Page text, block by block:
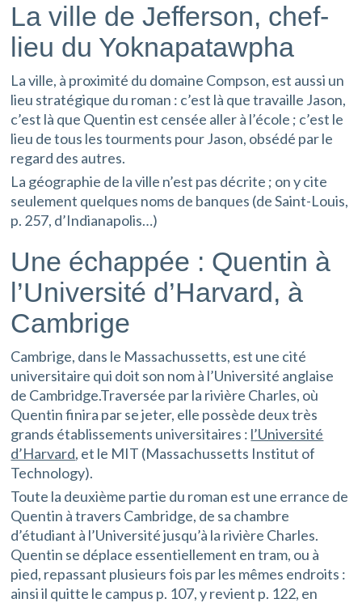
La ville de Jefferson, chef-
lieu du Yoknapatawpha
La ville, à proximité du domaine Compson, est aussi un
lieu stratégique du roman : c’est là que travaille Jason,
c’est là que Quentin est censée aller à l’école ; c’est le
lieu de tous les tourments pour Jason, obsédé par le
regard des autres.
La géographie de la ville n’est pas décrite ; on y cite
seulement quelques noms de banques (de Saint-Louis,
p. 257, d’Indianapolis…)
Une échappée : Quentin à
l’Université d’Harvard, à
Cambrige
Cambrige, dans le Massachussetts, est une cité
universitaire qui doit son nom à l’Université anglaise
de Cambridge.Traversée par la rivière Charles, où
Quentin finira par se jeter, elle possède deux très
grands établissements universitaires : l’Université
d’Harvard, et le MIT (Massachussetts Institut of
Technology).
Toute la deuxième partie du roman est une errance de
Quentin à travers Cambridge, de sa chambre
d’étudiant à l’Université jusqu’à la rivière Charles.
Quentin se déplace essentiellement en tram, ou à
pied, repassant plusieurs fois par les mêmes endroits :
ainsi il quitte le campus p. 107, y revient p. 122, en